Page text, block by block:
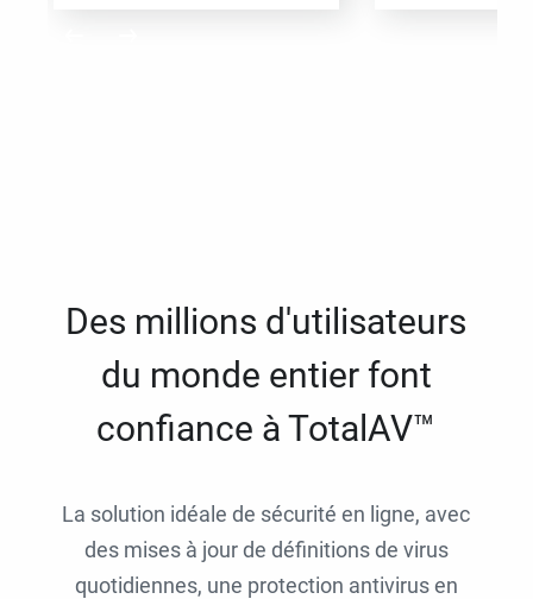
Des millions d'utilisateurs
du monde entier font
confiance à TotalAV™
La solution idéale de sécurité en ligne, avec
des mises à jour de définitions de virus
quotidiennes, une protection antivirus en